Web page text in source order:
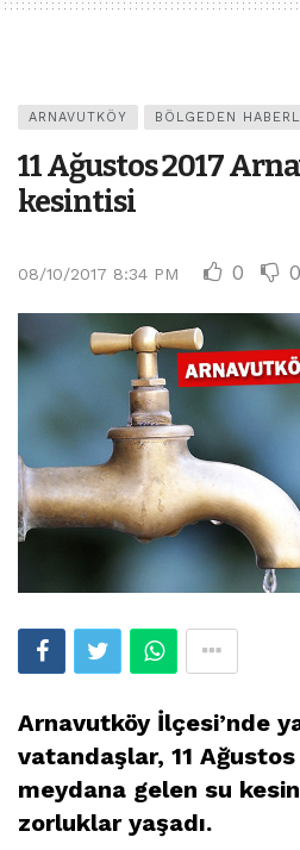
ARNAVUTKÖY BÖLGEDEN
11 Ağustos 2017
kesintisi
08/10/2017 8:34 PM 0 0
Arnavutköy İlçesi’nde
vatandaşlar, 11
meydana gelen su
zorluklar yaşadı.